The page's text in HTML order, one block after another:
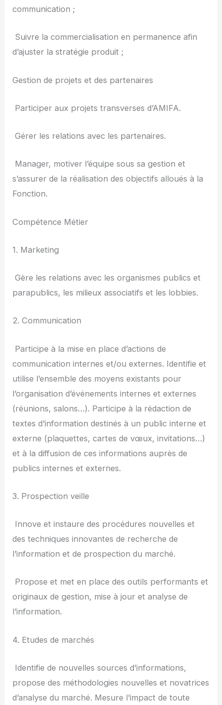
communication ;
­ Suivre la commercialisation en permanence afin
d’ajuster la stratégie produit ;
Gestion de projets et des partenaires
­ Participer aux projets transverses d’AMIFA.
­ Gérer les relations avec les partenaires.
­ Manager, motiver l’équipe sous sa gestion et
s’assurer de la réalisation des objectifs alloués à la
Fonction.
Compétence Métier
1. Marketing
­ Gère les relations avec les organismes publics et
parapublics, les milieux associatifs et les lobbies.
2. Communication
­ Participe à la mise en place d’actions de
communication internes et/ou externes. Identifie et
utilise l’ensemble des moyens existants pour
l’organisation d’événements internes et externes
(réunions, salons…). Participe à la rédaction de
textes d’information destinés à un public interne et
externe (plaquettes, cartes de vœux, invitations…)
et à la diffusion de ces informations auprès de
publics internes et externes.
3. Prospection veille
­ Innove et instaure des procédures nouvelles et
des techniques innovantes de recherche de
l’information et de prospection du marché.
­ Propose et met en place des outils performants et
originaux de gestion, mise à jour et analyse de
l’information.
4. Etudes de marchés
­ Identifie de nouvelles sources d’informations,
propose des méthodologies nouvelles et novatrices
d’analyse du marché. Mesure l’impact de toute